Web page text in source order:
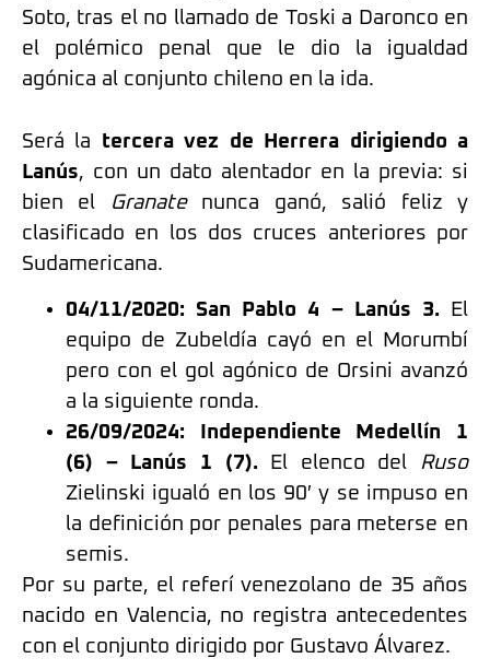
Soto, tras el no llamado de Toski a Daronco en
el polémico penal que le dio la igualdad
agónica al conjunto chileno en la ida.
Será la tercera vez de Herrera dirigiendo a
Lanús, con un dato alentador en la previa: si
bien el
Granatenunca ganó, salió feliz y
clasificado en los dos cruces anteriores por
Sudamericana.
04/11/2020: San Pablo 4 – Lanús 3. El
equipo de Zubeldía cayó en el Morumbí
pero con el gol agónico de Orsini avanzó
a la siguiente ronda.
26/09/2024: Independiente Medellín 1
(6) – Lanús 1 (7). El elenco del Ruso
Zielinski igualó en los 90′ y se impuso en
la definición por penales para meterse en
semis.
Por su parte, el referí venezolano de 35 años
nacido en Valencia, no registra antecedentes
con el conjunto dirigido por Gustavo Álvarez.